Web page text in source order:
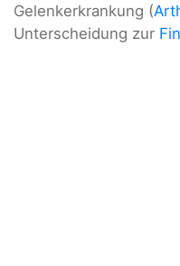
Gelenkerkrankung (
Unterscheidung zur